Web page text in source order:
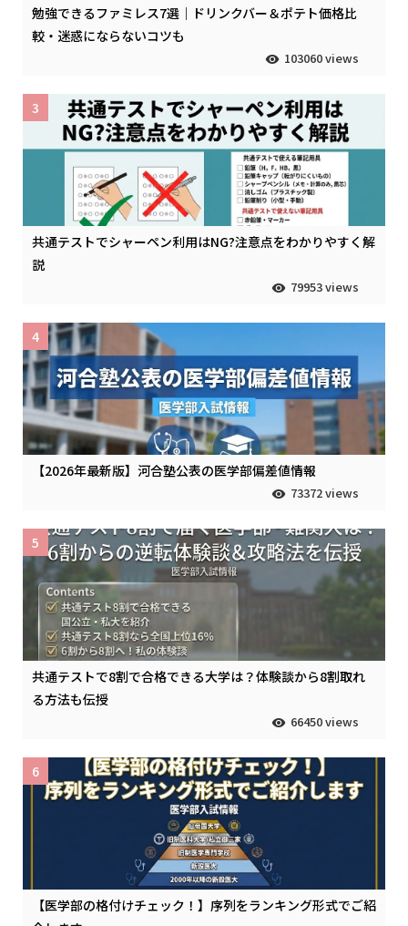
勉強できるファミレス7選｜ドリンクバー＆ポテト価格比
較・迷惑にならないコツも
103060 views
共通テストでシャーペン利用はNG?注意点をわかりやすく解
説
79953 views
3
【2026年最新版】河合塾公表の医学部偏差値情報
73372 views
4
共通テストで8割で合格できる大学は？体験談から8割取れ
る方法も伝授
66450 views
5
【医学部の格付けチェック！】序列をランキング形式でご紹
6